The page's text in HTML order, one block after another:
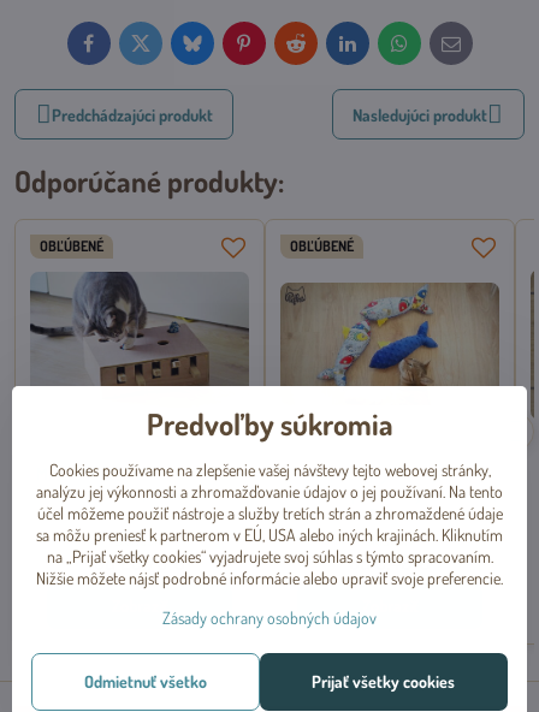
FacebookTwitter BlueskyPinterestReddit LinkedInWhatsApp
E-
mail
Predchádzajúci produkt Nasledujúci produkt
Odporúčané produkty:
OBĽÚBENÉ
Mačací klavír Whac-A-Mole 24
x 34 cm, Pufka
Skladom
od 23,75 €
OBĽÚBENÉ
Kopacia plyšová ryba s
catnipom pre mačky - Sardínia,
Pufka
Skladom
od 5,49 €
Predvoľby súkromia
Cookies používame na zlepšenie vašej návštevy tejto webovej stránky,
analýzu jej výkonnosti a zhromažďovanie údajov o jej používaní. Na tento
účel môžeme použiť nástroje a služby tretích strán a zhromaždené údaje
sa môžu preniesť k partnerom v EÚ, USA alebo iných krajinách. Kliknutím
na „Prijať všetky cookies“ vyjadrujete svoj súhlas s týmto spracovaním.
Nižšie môžete nájsť podrobné informácie alebo upraviť svoje preferencie.
Zásady ochrany osobných údajov
Prijať všetky cookies
Odmietnuť všetko